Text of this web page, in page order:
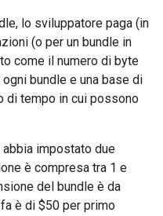
lo sviluppatore paga (in
(o per un bundle in
come il numero di byte
bundle e una base di
di tempo in cui possono
impostato due
è compresa tra 1 e
del bundle è da
è di $50 per primo